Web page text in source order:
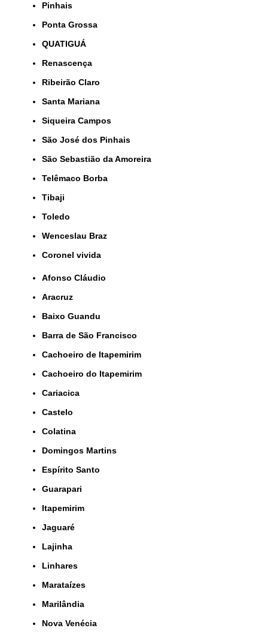
Pinhais
Ponta Grossa
QUATIGUÁ
Renascença
Ribeirão Claro
Santa Mariana
Siqueira Campos
São José dos Pinhais
São Sebastião da Amoreira
Telêmaco Borba
Tibaji
Toledo
Wenceslau Braz
coronel vivida
Afonso Cláudio
Aracruz
Baixo Guandu
Barra de São Francisco
Cachoeiro de Itapemirim
Cachoeiro do Itapemirim
Cariacica
Castelo
Colatina
Domingos Martins
Espírito Santo
Guarapari
Itapemirim
Jaguaré
Lajinha
Linhares
Marataízes
Marilândia
Nova Venécia